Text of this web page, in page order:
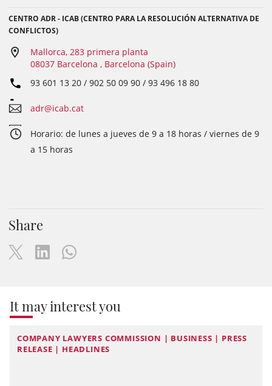
CENTRO ADR - ICAB (CENTRO PARA LA RESOLUCIÓN ALTERNATIVA DE
CONFLICTOS)
Mallorca, 283 primera planta
08037 Barcelona , Barcelona (Spain)
93 601 13 20 / 902 50 09 90 / 93 496 18 80
adr@icab.cat
Horario: de lunes a jueves de 9 a 18 horas / viernes de 9
a 15 horas
Share
It may interest you
COMPANY LAWYERS COMMISSION | BUSINESS | PRESS
RELEASE | HEADLINES